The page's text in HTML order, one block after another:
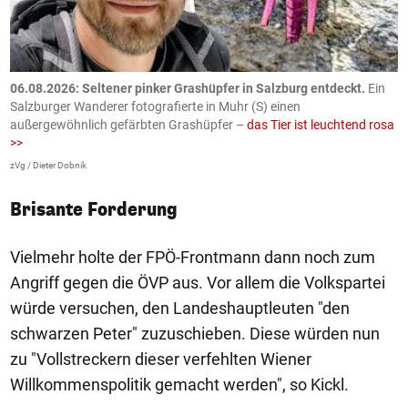
06.08.2026: Seltener pinker Grashüpfer in Salzburg entdeckt. Ein
Salzburger Wanderer fotografierte in Muhr (S) einen
außergewöhnlich gefärbten Grashüpfer – das Tier ist leuchtend rosa
>>
zVg / Dieter Dobnik
Brisante Forderung
Vielmehr holte der FPÖ-Frontmann dann noch zum
Angriff gegen die ÖVP aus. Vor allem die Volkspartei
würde versuchen, den Landeshauptleuten "den
schwarzen Peter" zuzuschieben. Diese würden nun
zu "Vollstreckern dieser verfehlten Wiener
Willkommenspolitik gemacht werden", so Kickl.